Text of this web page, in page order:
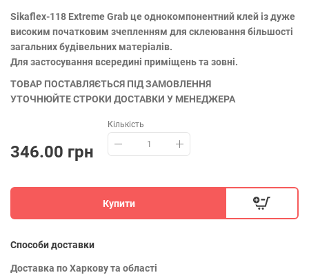
Sikaflex-118 Extreme Grab це однокомпонентний клей із дуже
високим початковим зчепленням для склеювання більшості
загальних будівельних матеріалів.
Для застосування всередині приміщень та зовні.
ТОВАР ПОСТАВЛЯЄТЬСЯ ПІД ЗАМОВЛЕННЯ
УТОЧНЮЙТЕ СТРОКИ ДОСТАВКИ У МЕНЕДЖЕРА
346.00 грн
Кількість
Купити
Способи доставки
Доставка по Харкову та області